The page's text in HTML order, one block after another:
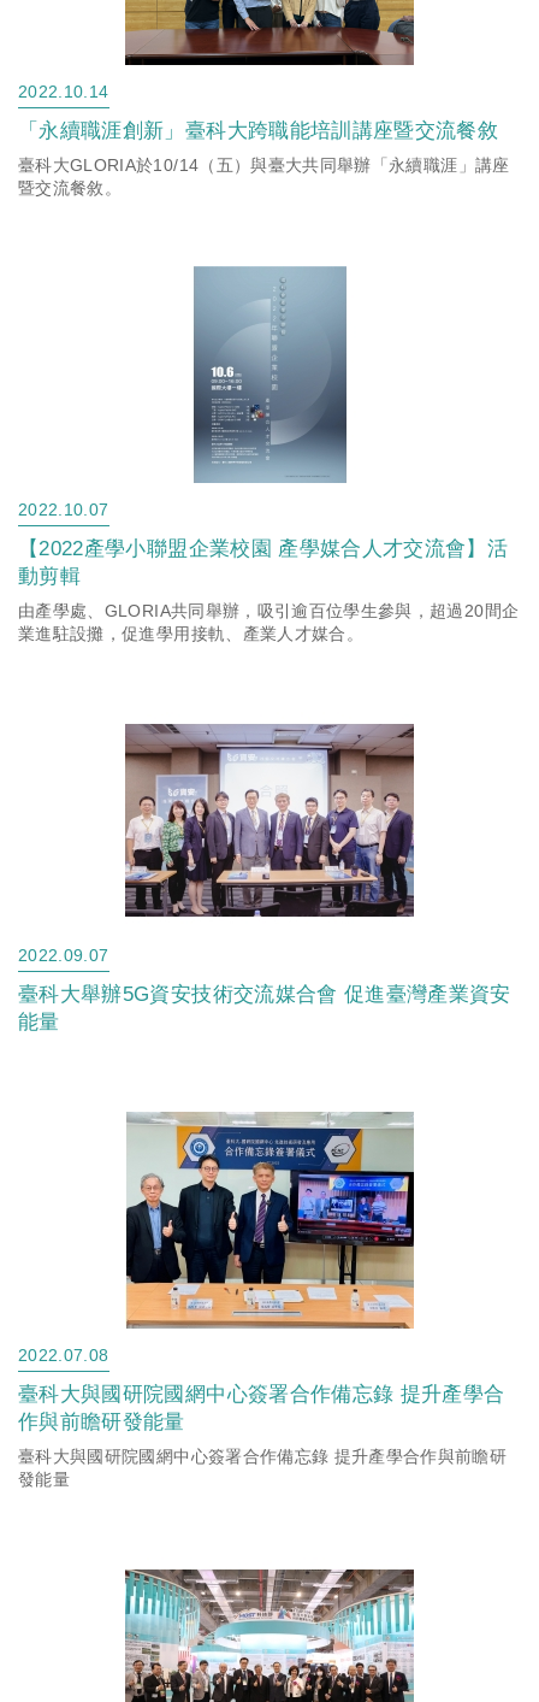
2022.10.14
「永續職涯創新」臺科大跨職能培訓講座暨交流餐敘
臺科大GLORIA於10/14（五）與臺大共同舉辦「永續職涯」講座
暨交流餐敘。
2022.10.07
【2022產學小聯盟企業校園 產學媒合人才交流會】活
動剪輯
由產學處、GLORIA共同舉辦，吸引逾百位學生參與，超過20間企
業進駐設攤，促進學用接軌、產業人才媒合。
2022.09.07
臺科大舉辦5G資安技術交流媒合會 促進臺灣產業資安
能量
2022.07.08
臺科大與國研院國網中心簽署合作備忘錄 提升產學合
作與前瞻研發能量
臺科大與國研院國網中心簽署合作備忘錄 提升產學合作與前瞻研
發能量